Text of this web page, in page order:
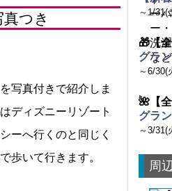
つき
写真付きで紹介しま
ディズニーリゾート
ーへ行くのと同じく
歩いて行きます。
～1/31(
🎁【
グラ
～6/30(
🌺【
グラ
～3/31(
周